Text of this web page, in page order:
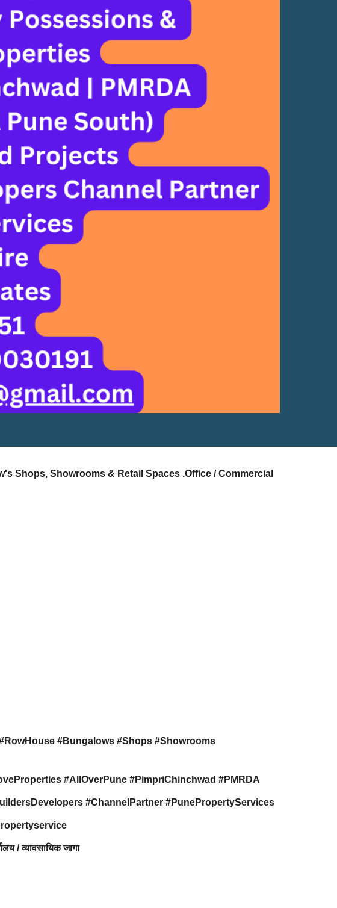
Shops, Showrooms & Retail Spaces .Office / Commercial
#Bungalows #Shops #Showrooms
#AllOverPune #PimpriChinchwad #PMRDA
#ChannelPartner #PunePropertyServices
/ व्यावसायिक जागा